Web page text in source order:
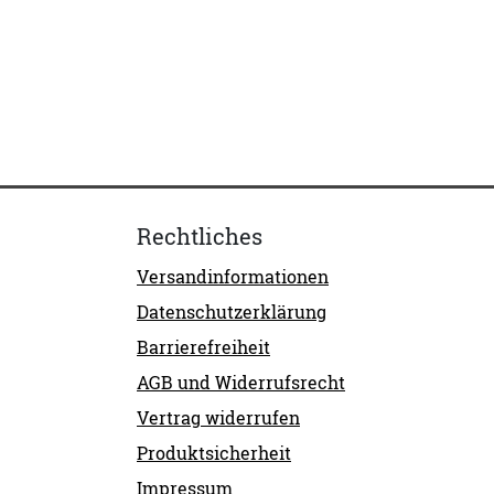
Rechtliches
Versandinformationen
Datenschutzerklärung
Barrierefreiheit
AGB und Widerrufsrecht
Vertrag widerrufen
Produktsicherheit
Impressum